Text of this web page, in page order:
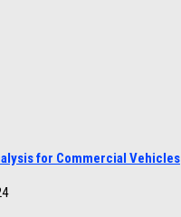
for Commercial Vehicles